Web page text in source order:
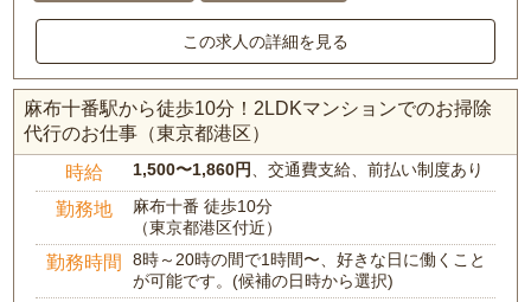
この求人の詳細を見る
麻布十番駅から徒歩10分！2LDKマンションでのお掃除
代行のお仕事（東京都港区）
時給 1,500〜1,860円、交通費支給、前払い制度あり
勤務地
麻布十番 徒歩10分
（東京都港区付近）
勤務時間
8時～20時の間で1時間〜、好きな日に働くこと
が可能です。(候補の日時から選択)